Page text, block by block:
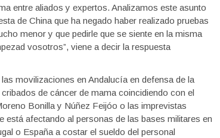
entre aliados y expertos. Analizamos este asunto
de China que ha negado haber realizado pruebas
menor y que pedirle que se siente en la misma
vosotros”, viene a decir la respuesta
movilizaciones en Andalucía en defensa de la
de cáncer de mama coincidiendo con el
Bonilla y Núñez Feijóo o las imprevistas
está afectando al personas de las bases militares en
o España a costar el sueldo del personal